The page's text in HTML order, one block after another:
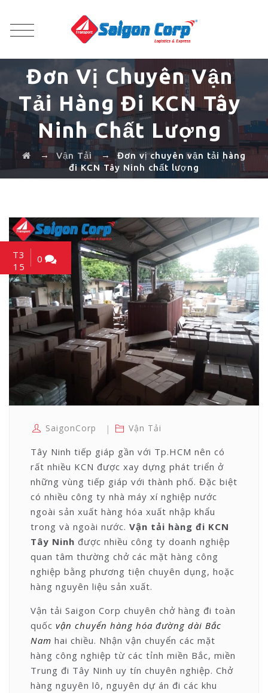
Đơn Vị Chuyên Vận
Tải Hàng Đi KCN Tây
Ninh Chất Lượng
→Vận Tải →Đơn vị chuyên vận tải hàng
đi KCN Tây Ninh chất lượng
T3
15
0
SaigonCorp Vận Tải
Tây Ninh tiếp giáp gần với Tp.HCM nên có
rất nhiều KCN được xay dựng phát triển ở
những vùng tiếp giáp với thành phố. Đặc biệt
có nhiều công ty nhà máy xí nghiệp nước
ngoài sản xuất hàng hóa xuất nhập khẩu
trong và ngoài nước. Vận tải hàng đi KCN
Tây Ninh được nhiều công ty doanh nghiệp
quan tâm thường chở các mặt hàng công
nghiệp bằng phương tiện chuyên dụng, hoặc
hàng nguyên liệu sản xuất.
Vận tải Saigon Corp chuyên chở hàng đi toàn
quốc vận chuyển hàng hóa đường dài Bắc
Nam hai chiều. Nhận vận chuyển các mặt
hàng công nghiệp từ các tỉnh miền Bắc, miền
Trung đi Tây Ninh uy tín chuyên nghiệp. Chở
hàng nguyên lô, nguyên dự án đi các khu